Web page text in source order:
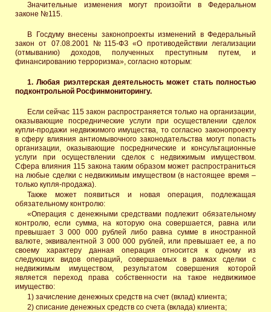
Значительные изменения могут произойти в Федеральном
законе №115.
В Госдуму внесены законопроекты изменений в Федеральный
закон от 07.08.2001 №115-ФЗ «О противодействии легализации
(отмыванию) доходов, полученных преступным путем, и
финансированию терроризма», согласно которым:
1. Любая риэлтерская деятельность может стать полностью
подконтрольной Росфинмониторингу.
Если сейчас 115 закон распространяется только на организации,
оказывающие посреднические услуги при осуществлении сделок
купли-продажи недвижимого имущества, то согласно законопроекту
в сферу влияния антиомывочного законодательства могут попасть
организации, оказывающие посреднические и консультационные
услуги при осуществлении сделок с недвижимым имуществом.
Сфера влияния 115 закона таким образом может распространиться
на любые сделки с недвижимым имуществом (в настоящее время –
только купля-продажа).
Также может появиться и новая операция, подлежащая
обязательному контролю:
«Операция с денежными средствами подлежит обязательному
контролю, если сумма, на которую она совершается, равна или
превышает 3 000 000 рублей либо равна сумме в иностранной
валюте, эквивалентной 3 000 000 рублей, или превышает ее, а по
своему характеру данная операция относится к одному из
следующих видов операций, совершаемых в рамках сделки с
недвижимым имуществом, результатом совершения которой
является переход права собственности на такое недвижимое
имущество:
1) зачисление денежных средств на счет (вклад) клиента;
2) списание денежных средств со счета (вклада) клиента;